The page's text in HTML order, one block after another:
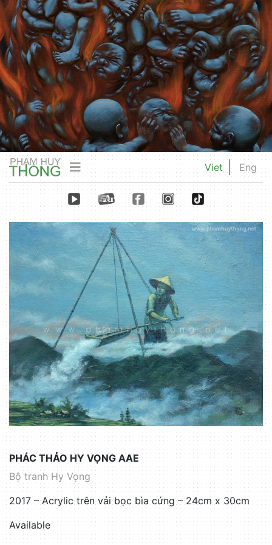
Viet Eng
PHÁC THẢO HY VỌNG AAE
Bộ tranh Hy Vọng
2017 – Acrylic trên vải bọc bìa cứng – 24cm x 30cm
Available